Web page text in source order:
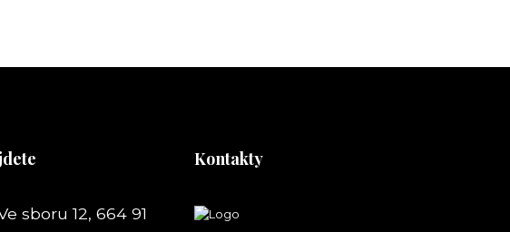
sboru 12, 664 91
Kontakty